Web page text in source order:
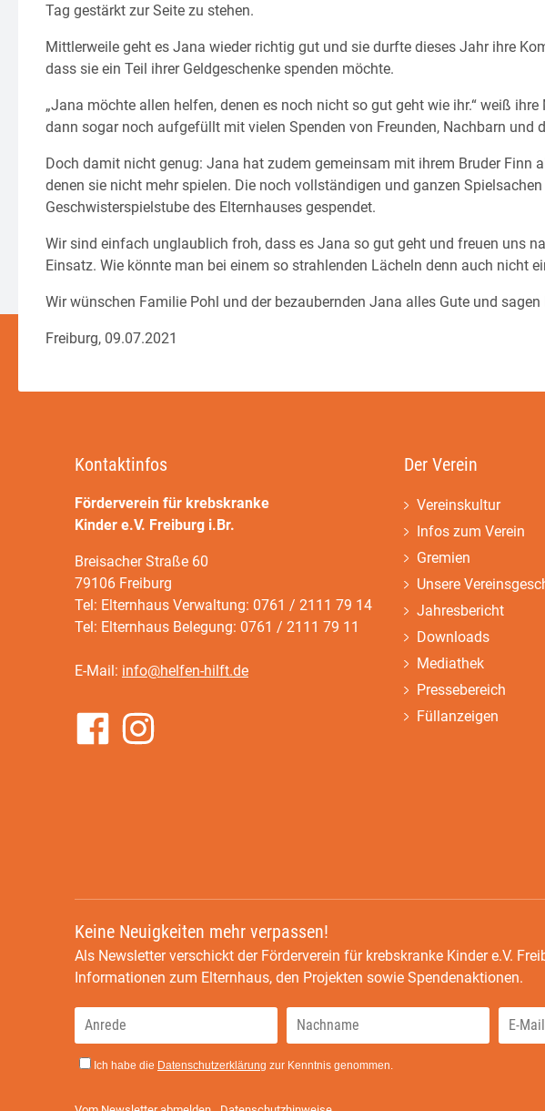
Tag gestärkt zur Seite zu stehen.
Mittlerweile geht es Jana wieder richtig gut und sie durfte dieses Jahr ihre
dass sie ein Teil ihrer Geldgeschenke spenden möchte.
„Jana möchte allen helfen, denen es noch nicht so gut geht wie ihr.“ weiß
dann sogar noch aufgefüllt mit vielen Spenden von Freunden, Nachbarn und
Doch damit nicht genug: Jana hat zudem gemeinsam mit ihrem Bruder Finn
denen sie nicht mehr spielen. Die noch vollständigen und ganzen
Geschwisterspielstube des Elternhauses gespendet.
Wir sind einfach unglaublich froh, dass es Jana so gut geht und freuen uns
Einsatz. Wie könnte man bei einem so strahlenden Lächeln denn auch nicht
Wir wünschen Familie Pohl und der bezaubernden Jana alles Gute und sagen
Freiburg, 09.07.2021
Kontaktinfos
Förderverein für krebskranke
Kinder e.V. Freiburg i.Br.
Breisacher Straße 60
79106 Freiburg
Tel: Elternhaus Verwaltung: 0761 / 2111 79 14
Tel: Elternhaus Belegung: 0761 / 2111 79 11
E-Mail: info@helfen-hilft.de
Der Verein
Vereinskultur
Infos zum Verein
Gremien
Unsere
Jahresbericht
Downloads
Mediathek
Pressebereich
Füllanzeigen
Keine Neuigkeiten mehr verpassen!
Als Newsletter verschickt der Förderverein für krebskranke Kinder e.V.
Informationen zum Elternhaus, den Projekten sowie Spendenaktionen.
Ich habe die Datenschutzerklärung zur Kenntnis genommen.